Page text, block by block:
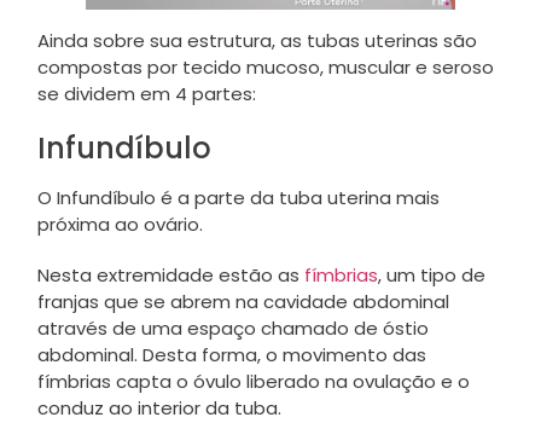
Ainda sobre sua estrutura, as tubas uterinas são
compostas por tecido mucoso, muscular e seroso
se dividem em 4 partes:
Infundíbulo
O Infundíbulo é a parte da tuba uterina mais
próxima ao ovário.
Nesta extremidade estão as fímbrias, um tipo de
franjas que se abrem na cavidade abdominal
através de uma espaço chamado de óstio
abdominal. Desta forma, o movimento das
fímbrias capta o óvulo liberado na ovulação e o
conduz ao interior da tuba.